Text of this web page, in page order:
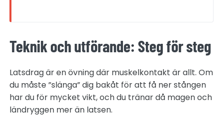
Teknik och utförande: Steg för steg
Latsdrag är en övning där muskelkontakt är allt. Om
du måste ”slänga” dig bakåt för att få ner stången
har du för mycket vikt, och du tränar då magen och
ländryggen mer än latsen.